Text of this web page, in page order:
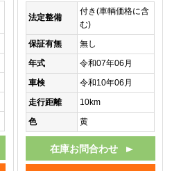
法定整備
付き(車輌価格に含
む)
保証有無
無し
年式
令和07年06月
車検
令和10年06月
走行距離
10km
色
黄
在庫お問合わせ